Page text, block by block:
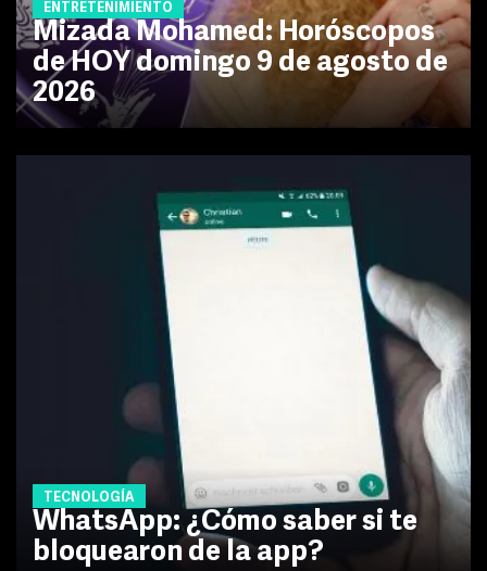
ENTRETENIMIENTO
Mizada Mohamed: Horóscopos
de HOY domingo 9 de agosto de
2026
TECNOLOGÍA
WhatsApp: ¿Cómo saber si te
bloquearon de la app?